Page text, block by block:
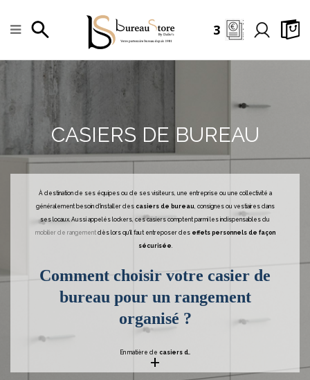
3
CASIERS DE BUREAU
À destination de ses équipes ou de ses visiteurs, une entreprise ou une collectivité a
généralement besoin d'installer des casiers de bureau , consignes ou vestiaires dans
ses locaux. Aussi appelés lockers, ces casiers comptent parmi les indispensables du
mobilier de rangementdès lors qu'il faut entreposer des effets personnels de façon
sécurisée
Comment choisir votre casier de
bureau pour un rangement
organisé ?
En matière de casiers d
+